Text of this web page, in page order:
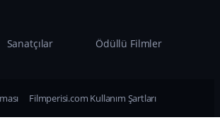
Sanatçılar Ödüllü Filmler
Filmperisi.com Kullanım Şartları